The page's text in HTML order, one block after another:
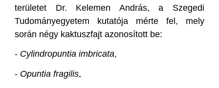
területet Dr. Kelemen András, a Szegedi
Tudományegyetem kutatója mérte fel, mely
során négy kaktuszfajt azonosított be:
- Cylindropuntia imbricata,
- Opuntia fragilis,